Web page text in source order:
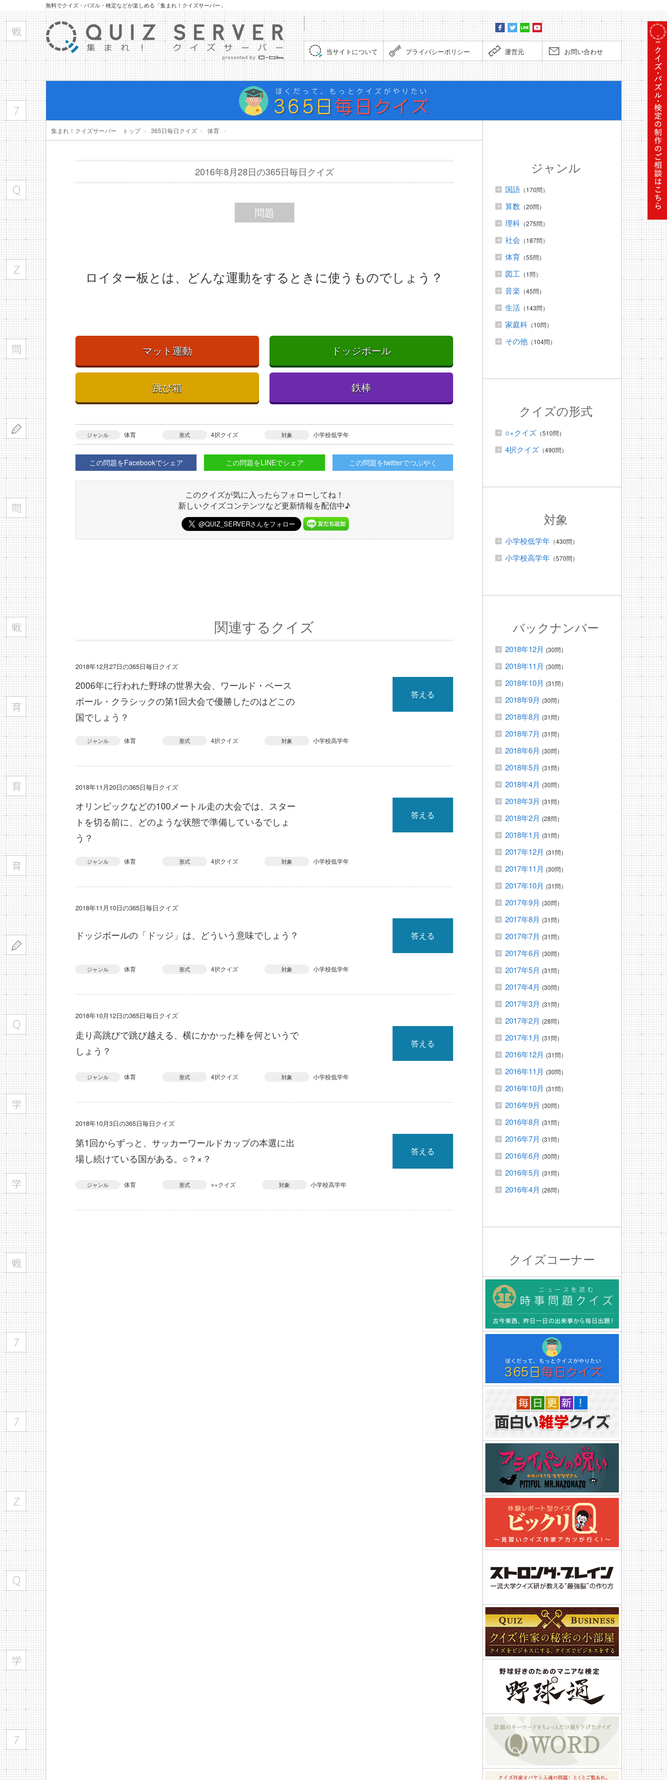
無料でクイズ・パズル・検定などが楽しめる「集まれ！クイズサーバー」
当サイトについて プライバシーポリシー 運営元 お問い合わせ
ぼくだ
集まれ！クイズサーバー トップ＞ 365日毎日クイズ ＞ 体育 ＞
2016年8月28日の365日毎日クイズ
問題
ロイター板とは、どんな運動をするときに使うものでしょう？
マット運動 ドッジボール
跳び箱 鉄棒
ジャンル 体育 形式 4択クイズ 対象 小学校低学年
この問題をFacebookでシェア この問題をLINEでシェア この問題をtwitterでつぶやく
このクイズが気に入ったらフォローしてね！
新しいクイズコンテンツなど更新情報を配信中♪
関連するクイズ
2018年12月27日の365日毎日クイズ
2006年に行われた野球の世界大会、ワールド・ベース
ボール・クラシックの第1回大会で優勝したのはどこの
国でしょう？
答える
ジャンル 体育 形式 4択クイズ 対象 小学校高学年
2018年11月20日の365日毎日クイズ
オリンピックなどの100メートル走の大会では、スター
トを切る前に、どのような状態で準備しているでしょ
う？
答える
ジャンル 体育 形式 4択クイズ 対象 小学校低学年
2018年11月10日の365日毎日クイズ
ドッジボールの「ドッジ」は、どういう意味でしょう？ 答える
ジャンル 体育 形式 4択クイズ 対象 小学校低学年
2018年10月12日の365日毎日クイズ
走り高跳びで跳び越える、横にかかった棒を何というで
しょう？
答える
ジャンル 体育 形式 4択クイズ 対象 小学校低学年
2018年10月3日の365日毎日クイズ
第1回からずっと、サッカーワールドカップの本選に出
場し続けている国がある。○？×？
答える
ジャンル 体育 形式 ○×クイズ 対象 小学校高学年
ジャンル
国語 （170問）
算数 （20問）
理科 （275問）
社会 （187問）
体育 （55問）
図工 （1問）
音楽 （45問）
生活 （143問）
家庭科 （10問）
その他 （104問）
クイズの形式
○×クイズ （510問）
4択クイズ （490問）
対象
小学校低学年 （430問）
小学校高学年 （570問）
バックナンバー
2018年12月 (30問）
2018年11月 (30問）
2018年10月 (31問）
2018年9月 (30問）
2018年8月 (31問）
2018年7月 (31問）
2018年6月 (30問）
2018年5月 (31問）
2018年4月 (30問）
2018年3月 (31問）
2018年2月 (28問）
2018年1月 (31問）
2017年12月 (31問）
2017年11月 (30問）
2017年10月 (31問）
2017年9月 (30問）
2017年8月 (31問）
2017年7月 (31問）
2017年6月 (30問）
2017年5月 (31問）
2017年4月 (30問）
2017年3月 (31問）
2017年2月 (28問）
2017年1月 (31問）
2016年12月 (31問）
2016年11月 (30問）
2016年10月 (31問）
2016年9月 (30問）
2016年8月 (31問）
2016年7月 (31問）
2016年6月 (30問）
2016年5月 (31問）
2016年4月 (26問）
クイズコーナー